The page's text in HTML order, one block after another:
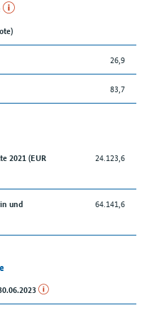
26,9
83,7
2021 (EUR
24.123,6
und
64.141,6